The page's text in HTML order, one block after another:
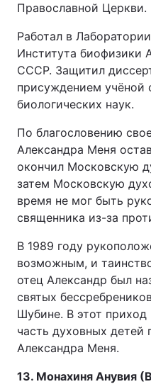
Православной Церкви.
Работал в
Института биофизики
СССР. Защитил
присуждением учёной
биологических наук.
По благословению
Александра Меня
окончил Московскую
затем Московскую
время не мог быть
священника из-за
В 1989 году
возможным, и
отец Александр был
святых
Шубине. В этот приход
часть духовных детей
Александра Меня.
13. Монахиня Анувия